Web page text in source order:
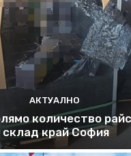
АКТУАЛНО
количество
склад край София